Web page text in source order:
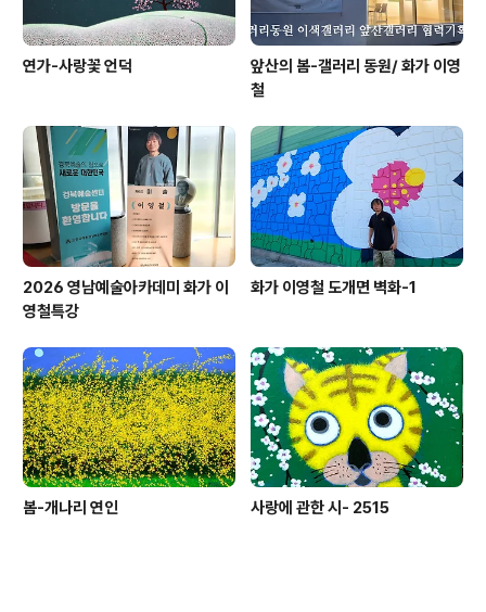
연가-사랑꽃 언덕
앞산의 봄-갤러리 동원/ 화가 이영
철
2026 영남예술아카데미 화가 이
영철특강
화가 이영철 도개면 벽화-1
봄-개나리 연인 사랑에 관한 시- 2515